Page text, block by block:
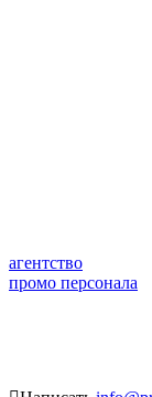
агентство
промо персонала